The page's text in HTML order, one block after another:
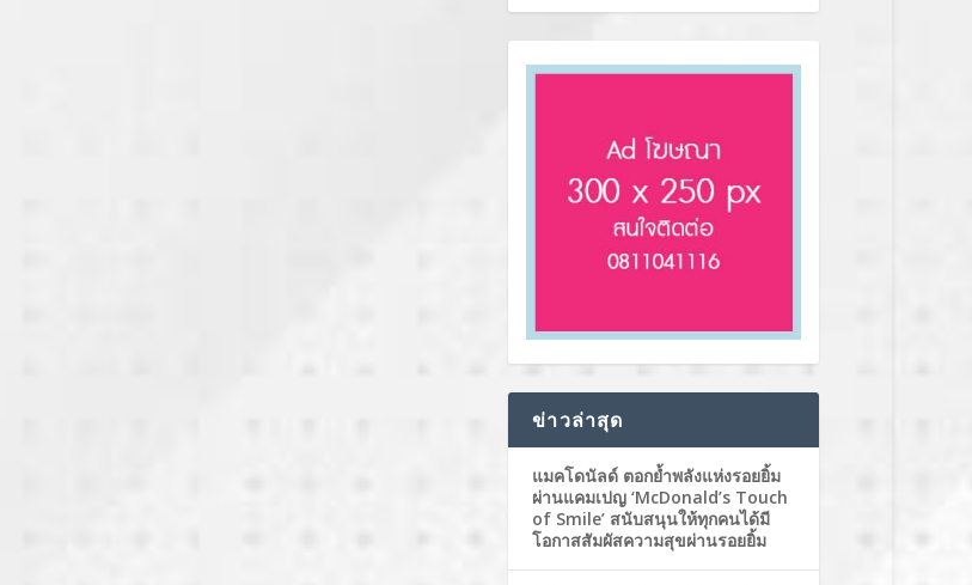
ข่าวล่าสุด
แมคโดนัลด์ ตอกย้ำพลังแห่งรอยยิ้ม
ผ่านแคมเปญ ‘McDonald’s Touch
of Smile’ สนับสนุนให้ทุกคนได้มี
โอกาสสัมผัสความสุขผ่านรอยยิ้ม